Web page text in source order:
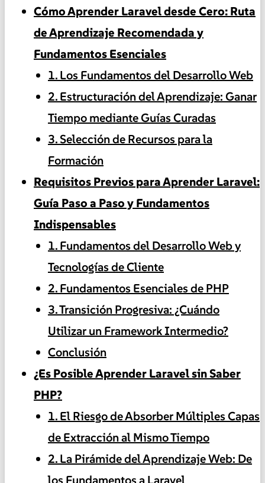
Cómo Aprender Laravel desde Cero: Ruta
de Aprendizaje Recomendada y
Fundamentos Esenciales
1. Los Fundamentos del Desarrollo Web
2. Estructuración del Aprendizaje: Ganar
Tiempo mediante Guías Curadas
3. Selección de Recursos para la
Formación
Requisitos Previos para Aprender Laravel:
Guía Paso a Paso y Fundamentos
Indispensables
1. Fundamentos del Desarrollo Web y
Tecnologías de Cliente
2. Fundamentos Esenciales de PHP
3. Transición Progresiva: ¿Cuándo
Utilizar un Framework Intermedio?
Conclusión
¿Es Posible Aprender Laravel sin Saber
PHP?
1. El Riesgo de Absorber Múltiples Capas
de Extracción al Mismo Tiempo
2. La Pirámide del Aprendizaje Web: De
los Fundamentos a Laravel